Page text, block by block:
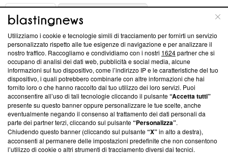
ABOUT
Questa sezione offre informazioni trasparenti su Blasting
News, sui nostri processi editoriali e su come ci impegniamo a
creare news di qualità. Inoltre, afferma la nostra aderenza a
‘Trust Project - News with Integrity’Blasting News non è
ancora membro del programma, ma ha richiesto di farne
parte; Trust Project non ha ancora effettuato una verifica di
conformità agli standard.
Su di noi
Team editoriale
Utilizziamo i cookie e tecnologie simili di tracciamento per fornirti un servizio
personalizzato rispetto alle tue esigenze di navigazione e per analizzare il
nostro traffico. Raccogliamo e condividiamo con i nostri 1624partner che si
occupano di analisi dei dati web, pubblicità e social media, alcune
informazioni sul tuo dispositivo, come l’indirizzo IP e le caratteristiche del tuo
dispositivo, i quali potrebbero combinarle con altre informazioni che hai
fornito loro o che hanno raccolto dal tuo utilizzo dei loro servizi. Puoi
acconsentire all’uso di tali tecnologie cliccando il pulsante“Accetta tutti”
presente su questo banner oppure personalizzare le tue scelte, anche
eventualmente negando il consenso al trattamento dei dati personali da
parte dei partner terzi, cliccando sul pulsante“Personalizza”.
Chiudendo questo banner (cliccando sul pulsante“X”in alto a destra),
acconsenti al permanere delle impostazioni predefinite che non consentono
l’utilizzo di cookie o altri strumenti di tracciamento diversi dai tecnici.